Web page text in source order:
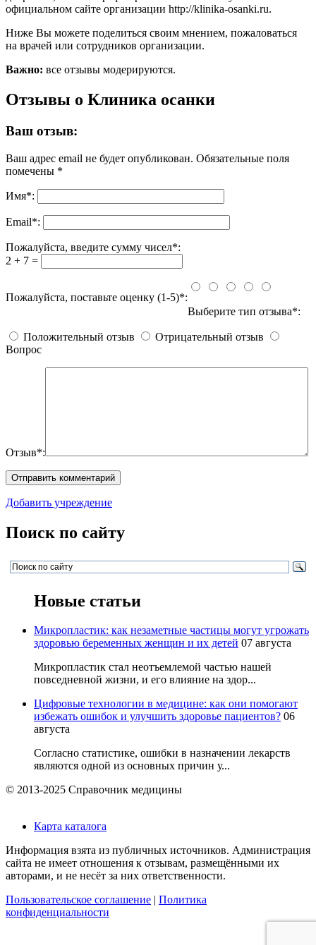
официальном сайте организации http://klinika-osanki.ru.
Ниже Вы можете поделиться своим мнением, пожаловаться
на врачей или сотрудников организации.
Важно: все отзывы модерируются.
Отзывы о Клиника осанки
Ваш отзыв:
Ваш адрес email не будет опубликован. Обязательные поля
помечены *
Имя*:
Email*:
Пожалуйста, введите сумму чисел*:
2 + 7 =
Пожалуйста, поставьте оценку (1-5)*:
Выберите тип отзыва*:
Положительный отзыв
Отрицательный отзыв
Вопрос
Отзыв*:
Добавить учреждение
Поиск по сайту
Новые статьи
Микропластик: как незаметные частицы могут угрожать
здоровью беременных женщин и их детей 07 августа
Микропластик стал неотъемлемой частью нашей
повседневной жизни, и его влияние на здор...
Цифровые технологии в медицине: как они помогают
избежать ошибок и улучшить здоровье пациентов? 06
августа
Согласно статистике, ошибки в назначении лекарств
являются одной из основных причин у...
© 2013-2025 Справочник медицины
Карта каталога
Информация взята из публичных источников. Администрация
сайта не имеет отношения к отзывам, размещёнными их
авторами, и не несёт за них ответственности.
Пользовательское соглашение
Политика
конфиденциальности